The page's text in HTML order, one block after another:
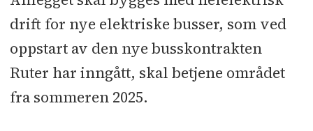
drift for nye elektriske busser, som ved
oppstart av den nye busskontrakten
Ruter har inngått, skal betjene området
fra sommeren 2025.